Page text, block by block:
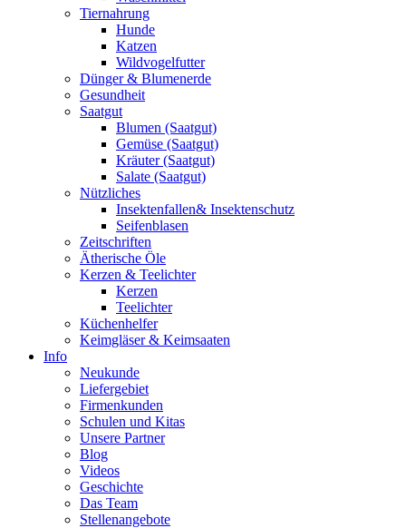
Tiernahrung
Hunde
Katzen
Wildvogelfutter
Dünger & Blumenerde
Gesundheit
Saatgut
Blumen (Saatgut)
Gemüse (Saatgut)
Kräuter (Saatgut)
Salate (Saatgut)
Nützliches
Insektenfallen& Insektenschutz
Seifenblasen
Zeitschriften
Ätherische Öle
Kerzen & Teelichter
Kerzen
Teelichter
Küchenhelfer
Keimgläser & Keimsaaten
Info
Neukunde
Liefergebiet
Firmenkunden
Schulen und Kitas
Unsere Partner
Blog
Videos
Geschichte
Das Team
Stellenangebote